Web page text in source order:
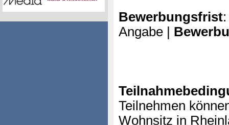
Bewerbungsfrist
Angabe |
Teilnehmen
Wohnsitz in